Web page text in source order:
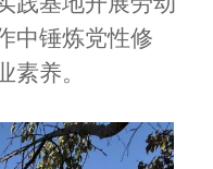
中锤炼党性修
素养。